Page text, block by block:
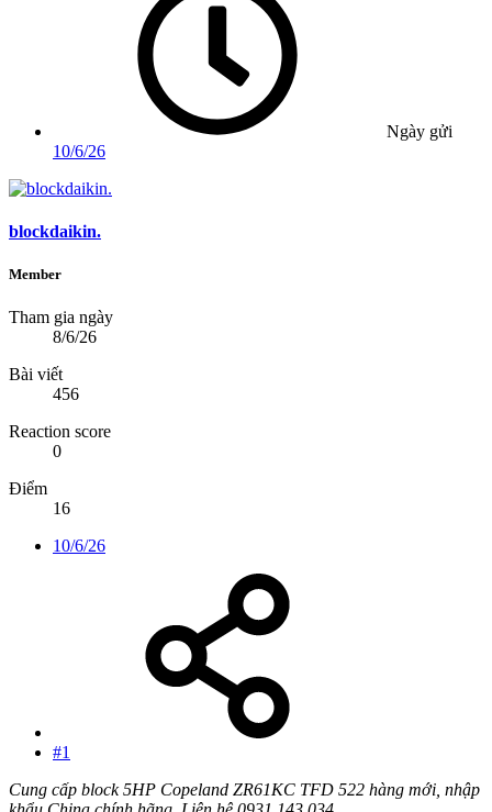
Ngày gửi
10/6/26
blockdaikin.
Member
Tham gia ngày
8/6/26
Bài viết
456
Reaction score
0
Điểm
16
10/6/26
#1
Cung cấp block 5HP Copeland ZR61KC TFD 522 hàng mới, nhập